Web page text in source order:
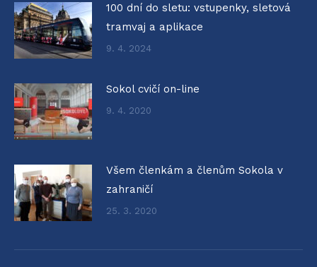
100 dní do sletu: vstupenky, sletová
tramvaj a aplikace
9. 4. 2024
Sokol cvičí on-line
9. 4. 2020
Všem členkám a členům Sokola v
zahraničí
25. 3. 2020